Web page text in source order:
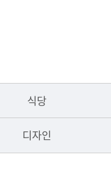
기부자예우
발전기금소식
식당
디자인